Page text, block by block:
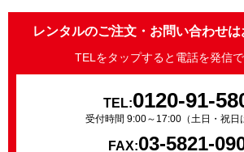
レンタルのご注文・お問い合わせ
TELをタップすると電話を発信で
TEL:0120-91-
受付時間 9:00～17:00（土日・祝日
FAX:03-5821-